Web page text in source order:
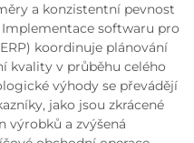
a konzistentní pevnost
softwaru pro
koordinuje plánování
kvality v průběhu celého
výhody se převádějí
jako jsou zkrácené
výrobků a zvýšená